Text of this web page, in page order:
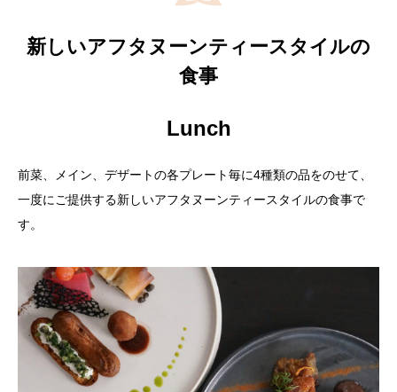
新しいアフタヌーンティースタイルの
食事
Lunch
前菜、メイン、デザートの各プレート毎に4種類の品をのせて、
一度にご提供する新しいアフタヌーンティースタイルの食事で
す。